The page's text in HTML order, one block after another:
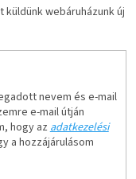
webáruházunk új
nevem és e-mail
e-mail útján
hogy azadatkezelési
a hozzájárulásom